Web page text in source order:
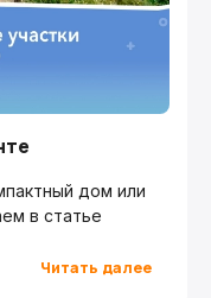
дом или
в статье
Читать далее